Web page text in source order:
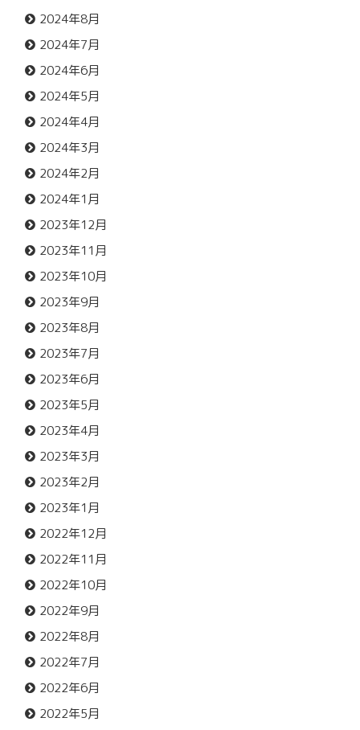
2024年8月
2024年7月
2024年6月
2024年5月
2024年4月
2024年3月
2024年2月
2024年1月
2023年12月
2023年11月
2023年10月
2023年9月
2023年8月
2023年7月
2023年6月
2023年5月
2023年4月
2023年3月
2023年2月
2023年1月
2022年12月
2022年11月
2022年10月
2022年9月
2022年8月
2022年7月
2022年6月
2022年5月